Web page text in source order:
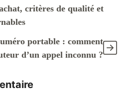
critères de qualité et
portable : comment
d’un appel inconnu ?